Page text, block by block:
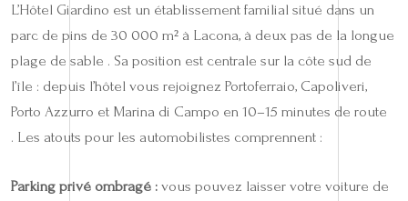
L’Hôtel Giardino est un établissement familial situé dans un
parc de pins de 30 000 m² à Lacona, à deux pas de la longue
plage de sable . Sa position est centrale sur la côte sud de
l’île : depuis l’hôtel vous rejoignez Portoferraio, Capoliveri,
Porto Azzurro et Marina di Campo en 10–15 minutes de route
. Les atouts pour les automobilistes comprennent :
Parking privé ombragé : vous pouvez laisser votre voiture de